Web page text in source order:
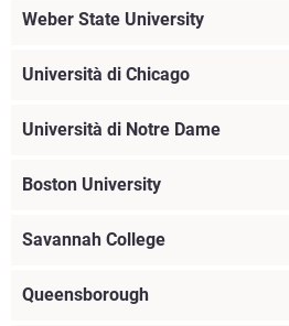
Weber State University
Università di Chicago
Università di Notre Dame
Boston University
Savannah College
Queensborough